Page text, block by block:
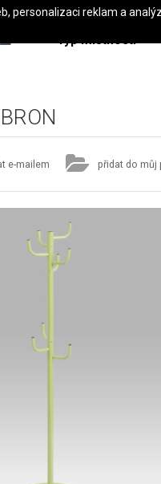
Typ místnosti
e-mailem přidat do můj
personalizaci reklam a